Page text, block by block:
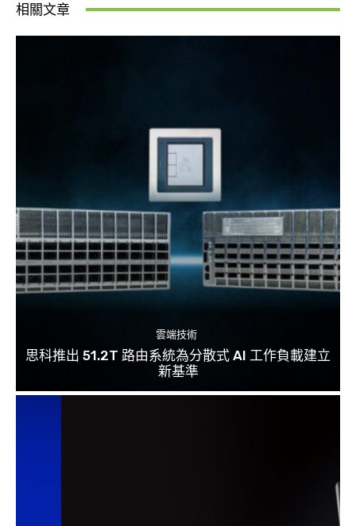
相關文章
雲端技術
思科推出 51.2T 路由系統為分散式 AI 工作負載建立
新基準